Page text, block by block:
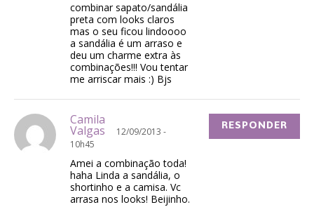
combinar sapato/sandália
preta com looks claros
mas o seu ficou lindoooo
a sandália é um arraso e
deu um charme extra às
combinações!!! Vou tentar
me arriscar mais :) Bjs
Camila
Valgas
12/09/2013 -
10h45
Amei a combinação toda!
haha Linda a sandália, o
shortinho e a camisa. Vc
arrasa nos looks! Beijinho.
RESPONDER